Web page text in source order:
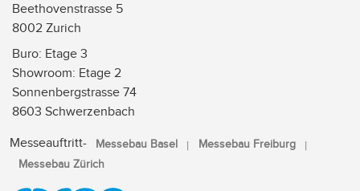
Beethovenstrasse 5
8002 Zurich
Buro: Etage 3
Showroom: Etage 2
Sonnenbergstrasse 74
8603 Schwerzenbach
Messeauftritt- Messebau Basel
Messebau Freiburg
Messebau Zürich